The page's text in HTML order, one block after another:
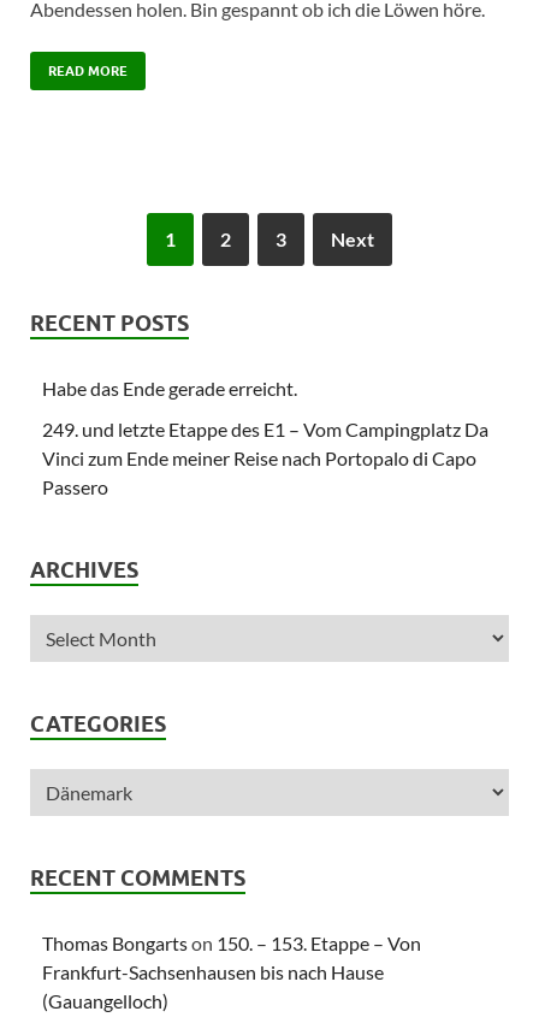
Abendessen holen. Bin gespannt ob ich die Löwen höre.
READ MORE
1 2 3 Next
RECENT POSTS
Habe das Ende gerade erreicht.
249. und letzte Etappe des E1 – Vom Campingplatz Da
Vinci zum Ende meiner Reise nach Portopalo di Capo
Passero
ARCHIVES
CATEGORIES
RECENT COMMENTS
Thomas Bongartson 150. – 153. Etappe – Von
Frankfurt-Sachsenhausen bis nach Hause
(Gauangelloch)